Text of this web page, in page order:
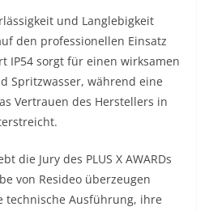
und Langlebigkeit
den professionellen Einsatz
IP54 sorgt für einen wirksamen
Spritzwasser, während eine
Vertrauen des Herstellers in
die Jury des PLUS X AWARDs
von Resideo überzeugen
technische Ausführung, ihre